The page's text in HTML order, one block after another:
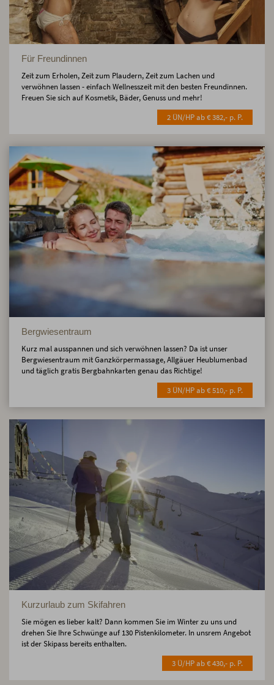
Für Freundinnen
Zeit zum Erholen, Zeit zum Plaudern, Zeit zum Lachen und
verwöhnen lassen - einfach Wellnesszeit mit den besten Freundinnen.
Freuen Sie sich auf Kosmetik, Bäder, Genuss und mehr!
2 ÜN/HP ab € 382,- p. P.
Bergwiesentraum
Kurz mal ausspannen und sich verwöhnen lassen? Da ist unser
Bergwiesentraum mit Ganzkörpermassage, Allgäuer Heublumenbad
und täglich gratis Bergbahnkarten genau das Richtige!
3 ÜN/HP ab € 510,- p. P.
Kurzurlaub zum Skifahren
Sie mögen es lieber kalt? Dann kommen Sie im Winter zu uns und
drehen Sie Ihre Schwünge auf 130 Pistenkilometer. In unsrem Angebot
ist der Skipass bereits enthalten.
3 Ü/HP ab € 430,- p. P.